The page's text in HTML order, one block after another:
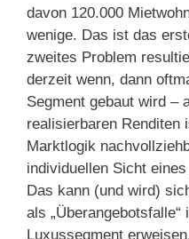
davon 120.000
wenige. Das ist das
zweites Problem
derzeit wenn, dann
Segment gebaut wird –
realisierbaren Renditen
Marktlogik
individuellen Sicht
Das kann (und wird)
als
Luxussegment